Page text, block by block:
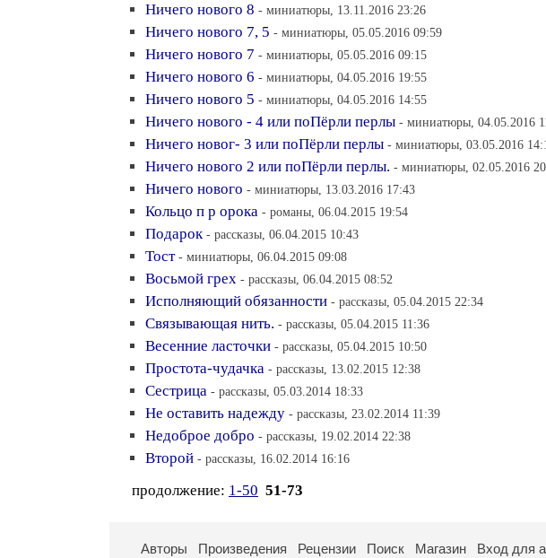
Ничего нового 8 - миниатюры, 13.11.2016 23:26
Ничего нового 7, 5 - миниатюры, 05.05.2016 09:59
Ничего нового 7 - миниатюры, 05.05.2016 09:15
Ничего нового 6 - миниатюры, 04.05.2016 19:55
Ничего нового 5 - миниатюры, 04.05.2016 14:55
Ничего нового - 4 или поПёрли перлы - миниатюры, 04.05.2016
Ничего новог- 3 или поПёрли перлы - миниатюры, 03.05.2016
Ничего нового 2 или поПёрли перлы. - миниатюры, 02.05.2016
Ничего нового - миниатюры, 13.03.2016 17:43
Кольцо п р орока - романы, 06.04.2015 19:54
Подарок - рассказы, 06.04.2015 10:43
Тост - миниатюры, 06.04.2015 09:08
Восьмой грех - рассказы, 06.04.2015 08:52
Исполняющий обязанности - рассказы, 05.04.2015 22:34
Связывающая нить. - рассказы, 05.04.2015 11:36
Весенние ласточки - рассказы, 05.04.2015 10:50
Простота-чудачка - рассказы, 13.02.2015 12:38
Сестрица - рассказы, 05.03.2014 18:33
Не оставить надежду - рассказы, 23.02.2014 11:39
Недоброе добро - рассказы, 19.02.2014 22:38
Второй - рассказы, 16.02.2014 16:16
продолжение: 1-50 51-73
Авторы Произведения Рецензии Поиск Магазин Вход для